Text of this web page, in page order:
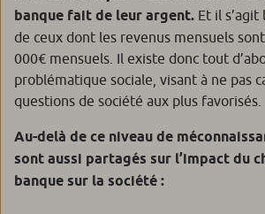
banque fait de leur argent. Et il s’agit
de ceux dont les revenus mensuels
000€ mensuels. Il existe donc tout
problématique sociale, visant à ne pas
questions de société aux plus favorisés.
Au-delà de ce niveau de
sont aussi partagés sur l’impact du
banque sur la société :